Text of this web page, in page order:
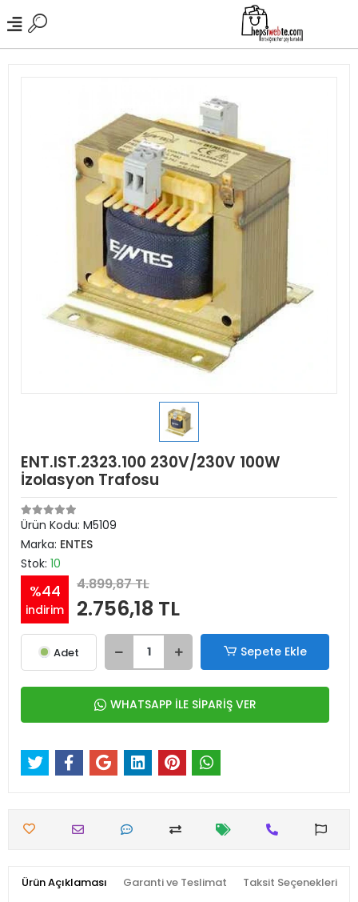
ENT.IST.2323.100 230V/230V 100W
İzolasyon Trafosu
Ürün Kodu: M5109
Marka: ENTES
Stok: 10
%44
indirim
4.899,87 TL
2.756,18 TL
Adet Sepete Ekle
WHATSAPP İLE SİPARİŞ VER
Ürün Açıklaması Garanti ve Teslimat Taksit Seçenekleri